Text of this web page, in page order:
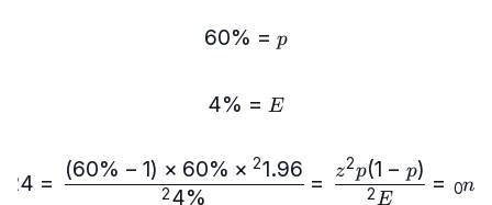
p=60\% p
=
60%
E=4\% E
=
4%
n
0
=
E
2
z2p(1 − p)
=
4%
2
1.96
2
×
60%
×
(
1
−
60%
)
=